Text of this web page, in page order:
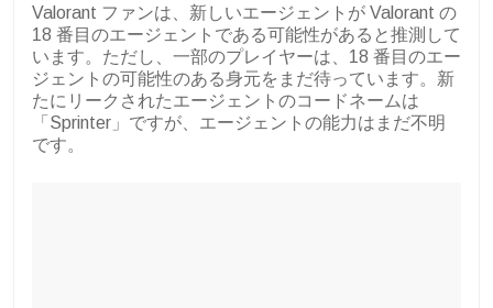
Valorant ファンは、新しいエージェントが Valorant の
18 番目のエージェントである可能性があると推測して
います。ただし、一部のプレイヤーは、18 番目のエー
ジェントの可能性のある身元をまだ待っています。新
たにリークされたエージェントのコードネームは
「Sprinter」ですが、エージェントの能力はまだ不明
です。